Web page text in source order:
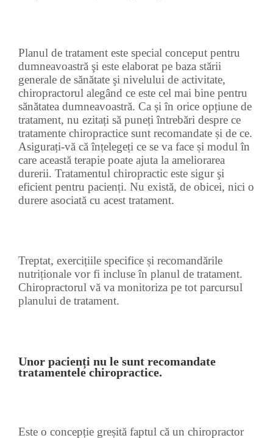
Planul de tratament este special conceput pentru
dumneavoastră şi este elaborat pe baza stării
generale de sănătate şi nivelului de activitate,
chiropractorul alegând ce este cel mai bine pentru
sănătatea dumneavoastră. Ca și în orice opțiune de
tratament, nu ezitați să puneți întrebări despre ce
tratamente chiropractice sunt recomandate și de ce.
Asigurați-vă că înțelegeți ce se va face și modul în
care această terapie poate ajuta la ameliorarea
durerii. Tratamentul chiropractic este sigur şi
eficient pentru pacienți. Nu există, de obicei, nici o
durere asociată cu acest tratament.
Treptat, exercițiile specifice și recomandările
nutriționale vor fi incluse în planul de tratament.
Chiropractorul vă va monitoriza pe tot parcursul
planului de tratament.
Unor pacienți nu le sunt recomandate
tratamentele chiropractice.
Este o concepție greșită faptul că un chiropractor